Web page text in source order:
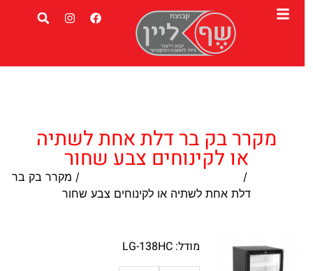
מקרר בק בר דלת אחת לשתיה
או לקינוחים צבע שחור
מקררים עומדים לתצוגה / אחסנה
/ מקרר בק בר
דלת אחת לשתיה או לקינוחים צבע שחור
מודל: LG-138HC